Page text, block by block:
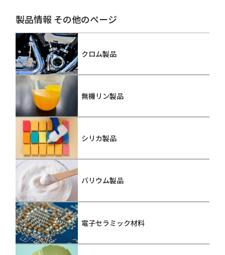
製品情報 その他のページ
クロム製品
無機リン製品
シリカ製品
バリウム製品
電子セラミック材料